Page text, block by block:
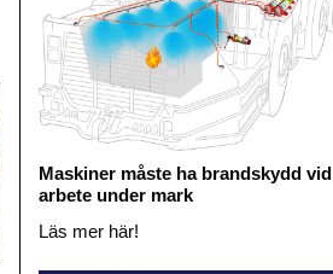
Maskiner måste ha brandskydd vid
arbete under mark
Läs mer här!